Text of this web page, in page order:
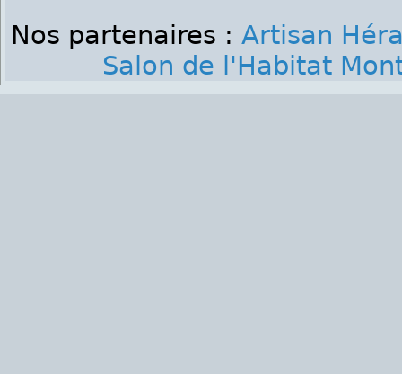
Nos partenaires : Artisan
Salon de l'Habitat